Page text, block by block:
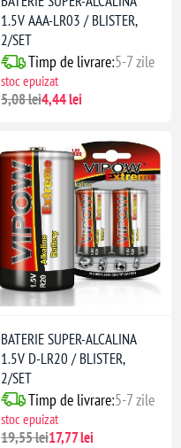
1.5V AAA-LR03 / BLISTER,
2/SET
Timp de livrare:5-7 zile
stoc epuizat
5,08 lei4,44 lei
BATERIE SUPER-ALCALINA
1.5V D-LR20 / BLISTER,
2/SET
Timp de livrare:5-7 zile
stoc epuizat
19,55 lei17,77 lei